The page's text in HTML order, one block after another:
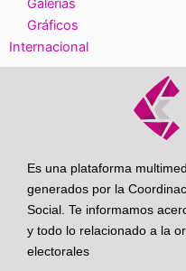
Galerías
Gráficos
Internacional
Es una plataforma
generados por la
Social. Te informamos
y todo lo relacionado a la
electorales